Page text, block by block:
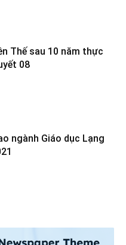
Thế sau 10 năm thực
08
ngành Giáo dục Lạng